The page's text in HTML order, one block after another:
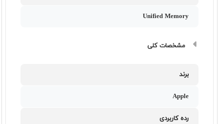
Unified Memory
مشخصات کلی
برند
Apple
رده کاربردی